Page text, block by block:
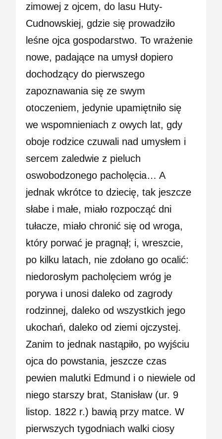
zimowej z ojcem, do lasu Huty-
Cudnowskiej, gdzie się prowadziło
leśne ojca gospodarstwo. To wrażenie
nowe, padające na umysł dopiero
dochodzący do pierwszego
zapoznawania się ze swym
otoczeniem, jedynie upamiętniło się
we wspomnieniach z owych lat, gdy
oboje rodzice czuwali nad umysłem i
sercem zaledwie z pieluch
oswobodzonego pacholęcia… A
jednak wkrótce to dziecię, tak jeszcze
słabe i małe, miało rozpocząć dni
tułacze, miało chronić się od wroga,
który porwać je pragnął; i, wreszcie,
po kilku latach, nie zdołano go ocalić:
niedorosłym pacholęciem wróg je
porywa i unosi daleko od zagrody
rodzinnej, daleko od wszystkich jego
ukochań, daleko od ziemi ojczystej.
Zanim to jednak nastąpiło, po wyjściu
ojca do powstania, jeszcze czas
pewien malutki Edmund i o niewiele od
niego starszy brat, Stanisław (ur. 9
listop. 1822 r.) bawią przy matce. W
pierwszych tygodniach walki ciosy